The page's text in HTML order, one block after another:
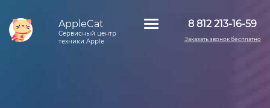
AppleCat
Сервисный центр
техники Apple
8 812 213-16-59
Заказать звонок бесплатно